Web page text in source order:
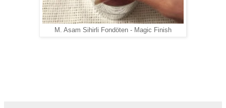
M. Asam Sihirli Fondöten - Magic Finish